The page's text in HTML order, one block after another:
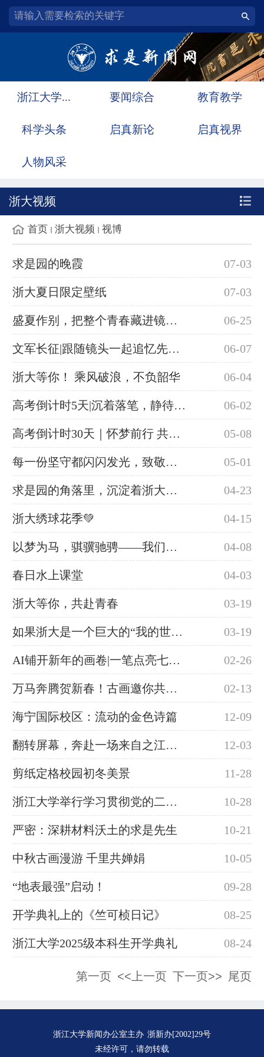
浙江大学... 要闻综合 教育教学
科学头条 启真新论 启真视界
人物风采
浙大视频
首页 浙大视频 视博
求是园的晚霞 07-03
浙大夏日限定壁纸 07-03
盛夏作别，把整个青春藏进镜头里 06-25
文军长征|跟随镜头一起追忆先辈的风骨与担当 06-07
浙大等你！ 乘风破浪，不负韶华 06-04
高考倒计时5天|沉着落笔，静待花开！ 06-02
高考倒计时30天｜怀梦前行 共赴星光 05-08
每一份坚守都闪闪发光，致敬每一位默默耕耘的劳动者 05-01
求是园的角落里，沉淀着浙大的书香 04-23
​浙大绣球花季💚 04-15
以梦为马，骐骥驰骋——我们在浙大等你 04-08
春日水上课堂 04-03
浙大等你，共赴青春 03-19
如果浙大是一个巨大的“我的世界”！ 03-19
AI铺开新年的画卷|一笔点亮七大校区，将浙大的风景与祝福赠予你! 02-26
万马奔腾贺新春！古画邀你共赴马年新征程 02-13
海宁国际校区：流动的金色诗篇 12-09
翻转屏幕，奔赴一场来自之江的邀约 12-03
剪纸定格校园初冬美景 11-28
浙江大学举行学习贯彻党的二十届四中全会精神师生宣讲联盟集体备课会 10-28
严密：深耕材料沃土的求是先生 10-21
中秋古画漫游 千里共婵娟 10-05
“地表最强”启动！ 09-28
开学典礼上的《竺可桢日记》 08-25
浙江大学2025级本科生开学典礼 08-24
第一页 <<上一页 下一页>> 尾页
浙江大学新闻办公室主办 浙新办[2002]29号
未经许可，请勿转载